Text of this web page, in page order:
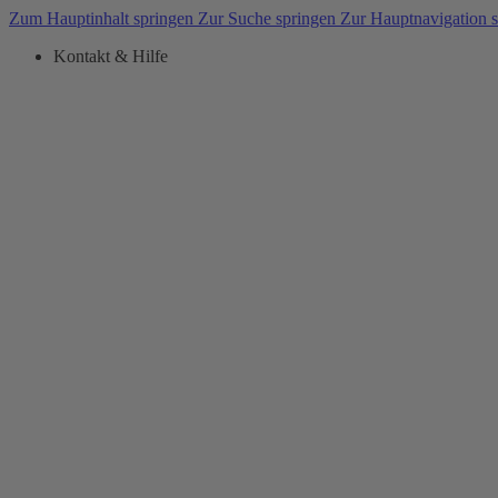
Zum Hauptinhalt springen Zur Suche springen Zur Hauptnavigation
Kontakt & Hilfe